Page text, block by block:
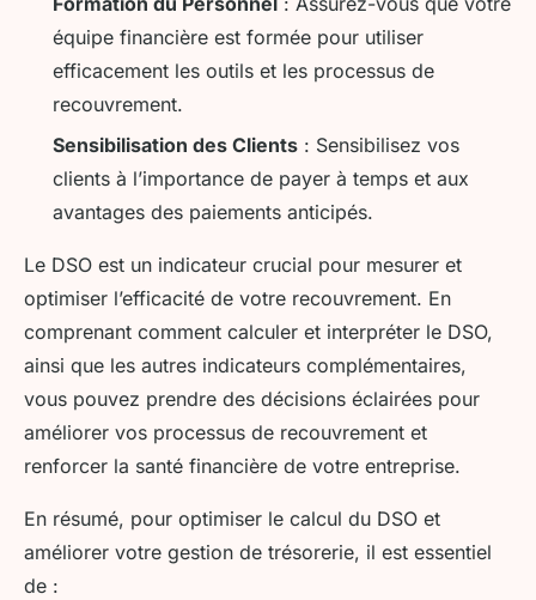
équipe financière est formée pour utiliser
efficacement les outils et les processus de
recouvrement.
Sensibilisation des Clients : Sensibilisez vos
clients à l’importance de payer à temps et aux
avantages des paiements anticipés.
Le DSO est un indicateur crucial pour mesurer et
optimiser l’efficacité de votre recouvrement. En
comprenant comment calculer et interpréter le DSO,
ainsi que les autres indicateurs complémentaires,
vous pouvez prendre des décisions éclairées pour
améliorer vos processus de recouvrement et
renforcer la santé financière de votre entreprise.
En résumé, pour optimiser le calcul du DSO et
améliorer votre gestion de trésorerie, il est essentiel
de :